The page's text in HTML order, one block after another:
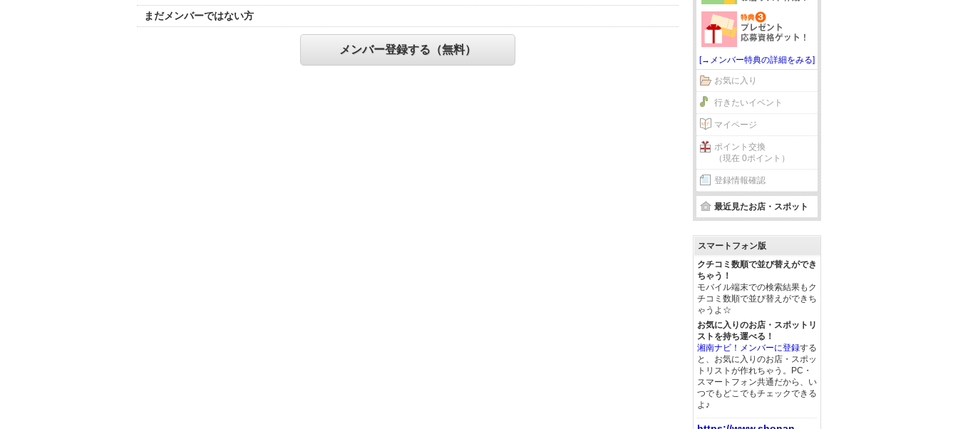
まだメンバーではない方
メンバー登録する（無料）
[→メンバー特典の詳細をみる]
お気に入り
行きたいイベント
マイページ
ポイント交換
（現在 0ポイント）
登録情報確認
最近見たお店・スポット
スマートフォン版
クチコミ数順で並び替えができ
ちゃう！
モバイル端末での検索結果もク
チコミ数順で並び替えができち
ゃうよ☆
お気に入りのお店・スポットリ
ストを持ち運べる！
湘南ナビ！メンバーに登録する
と、お気に入りのお店・スポッ
トリストが作れちゃう。PC・
スマートフォン共通だから、い
つでもどこでもチェックできる
よ♪